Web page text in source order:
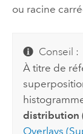
ou racine
Conseil :
À titre de
distribution
Overlays